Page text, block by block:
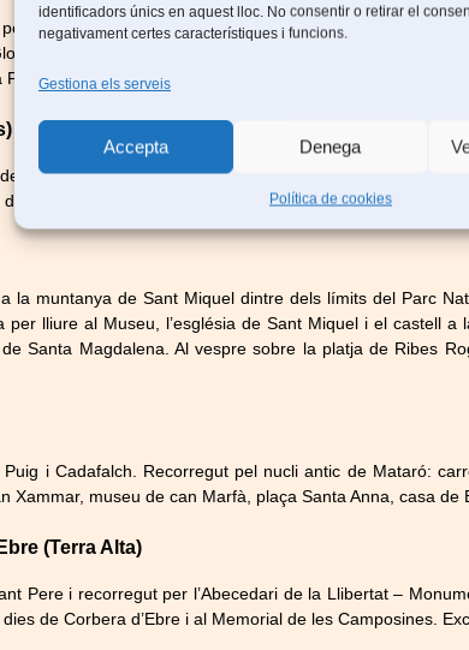
identificadors únics en aquest lloc. No consentir o retirar el
negativament certes característiques i funcions.
Gestiona els serveis
Accepta Denega
Política de cookies
les Muntanyes de Prades entre aquesta població i
presenta una dificultat baixa. A la tarda visita del
Pau i castell.
Montmell. Des de l’Àrea Recreativa Forestal s’arriba
Cap de la Serra i el castell un sender porta a la Talaia
la muntanya de Sant Miquel dintre dels límits del Parc
lliure al Museu, l’església de Sant Miquel i el castell
Santa Magdalena. Al vespre sobre la platja de Ribes
i Cadafalch. Recorregut pel nucli antic de Mataró:
Xammar, museu de can Marfà, plaça Santa Anna, casa
(Terra Alta)
Pere i recorregut per l’Abecedari de la Llibertat –
de Corbera d’Ebre i al Memorial de les Camposines.